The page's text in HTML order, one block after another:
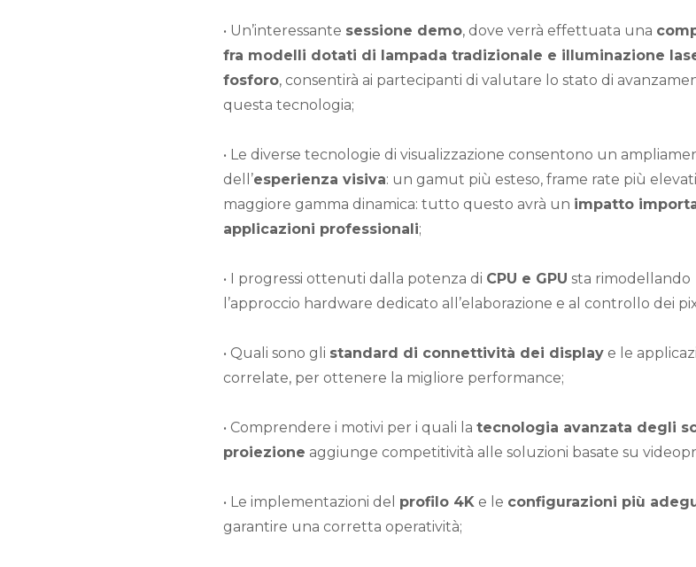
• Un’interessante sessione demo, dove verrà effettuata una
fra modelli dotati di lampada tradizionale e illuminazione
fosforo, consentirà ai partecipanti di valutare lo stato di
questa tecnologia;
• Le diverse tecnologie di visualizzazione consentono un
dell’esperienza visiva: un gamut più esteso, frame rate più
maggiore gamma dinamica: tutto questo avrà un impatto
applicazioni professionali;
• I progressi ottenuti dalla potenza di CPU e GPU sta rimodellando
l’approccio hardware dedicato all’elaborazione e al controllo dei
• Quali sono gli standard di connettività dei display e le
correlate, per ottenere la migliore performance;
• Comprendere i motivi per i quali la tecnologia avanzata degli
proiezione aggiunge competitività alle soluzioni basate su
• Le implementazioni del profilo 4K e le configurazioni più
garantire una corretta operatività;